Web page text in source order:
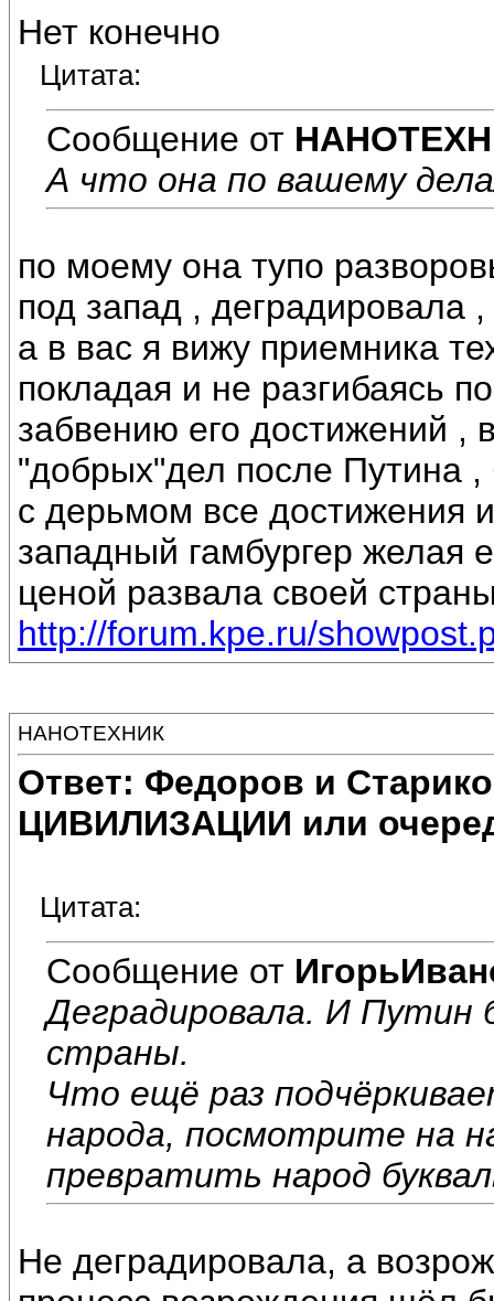
Нет конечно
Цитата:
Сообщение от
А что она по вашему
по моему она тупо
под запад , деградировала
а в вас я вижу приемника
покладая и не разгибаясь
забвению его достижений ,
"добрых"дел после Путина
с дерьмом все достижения
западный гамбургер желая
ценой развала своей
http://forum.kpe.ru/
НАНОТЕХНИК
Ответ: Федоров и
ЦИВИЛИЗАЦИИ или
Цитата:
Сообщение от
Деградировала. И Путин
страны.
Что ещё раз
народа, посмотрите на
превратить народ
Не деградировала, а